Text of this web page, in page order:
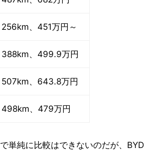
256km、451万円～
388km、499.9万円
507km、643.8万円
498km、479万円
単純に比較はできないのだが、BYD